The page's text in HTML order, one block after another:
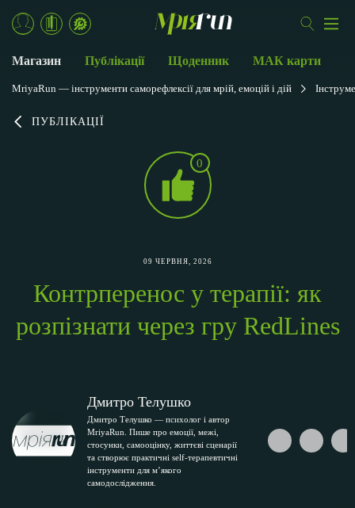
ПУБЛІКАЦІЇ
0
09 ЧЕРВНЯ, 2026
Контрперенос у терапії: як
розпізнати через гру RedLines
Дмитро Телушко
Дмитро Телушко — психолог і автор
MriyaRun. Пише про емоції, межі,
стосунки, самооцінку, життєві сценарії
та створює практичні self-терапевтичні
інструменти для м’якого
самодослідження.
Магазин Публікації Щоденник МАК карти
MriyaRun — інструменти саморефлексії для мрій, емоцій і дій